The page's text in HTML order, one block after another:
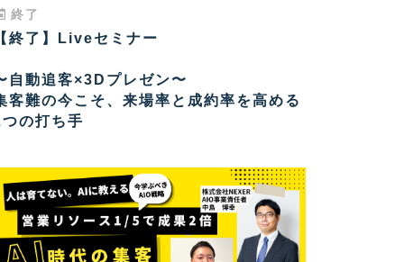
終了
終了】Liveセミナー
自動追客×3Dプレゼン〜
客難の今こそ、来場率と成約率を高める
の打ち手